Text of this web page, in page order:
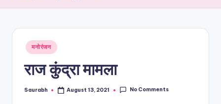
मनोरंजन,
व्यापार
विश्व
Posted
in
मनोरंजन
राज कुंद्रा मामला
Posted
Saurabh August 13, 2021 No Comments